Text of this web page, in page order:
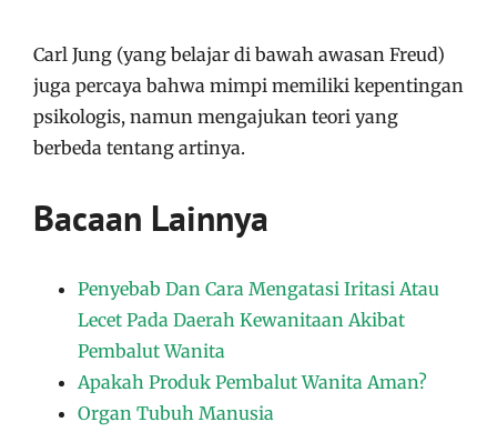
Carl Jung (yang belajar di bawah awasan Freud)
juga percaya bahwa mimpi memiliki kepentingan
psikologis, namun mengajukan teori yang
berbeda tentang artinya.
Bacaan Lainnya
Penyebab Dan Cara Mengatasi Iritasi Atau
Lecet Pada Daerah Kewanitaan Akibat
Pembalut Wanita
Apakah Produk Pembalut Wanita Aman?
Organ Tubuh Manusia